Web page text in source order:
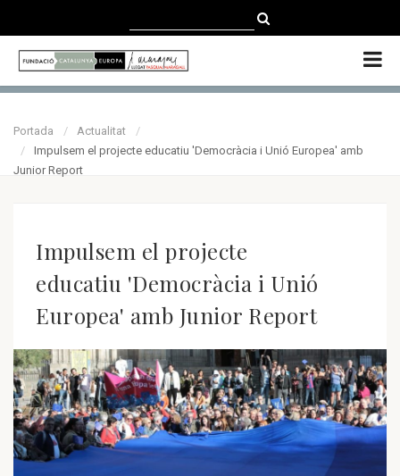
ENGLISH
Portada
Actualitat
Impulsem el projecte educatiu 'Democràcia i Unió Europea' amb
Junior Report
Impulsem el projecte
educatiu 'Democràcia i Unió
Europea' amb Junior Report